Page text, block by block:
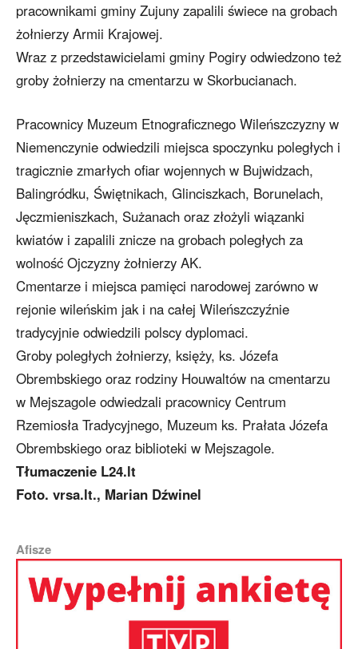
pracownikami gminy Zujuny zapalili świece na grobach
żołnierzy Armii Krajowej.
Wraz z przedstawicielami gminy Pogiry odwiedzono też
groby żołnierzy na cmentarzu w Skorbucianach.
Pracownicy Muzeum Etnograficznego Wileńszczyzny w
Niemenczynie odwiedzili miejsca spoczynku poległych i
tragicznie zmarłych ofiar wojennych w Bujwidzach,
Balingródku, Świętnikach, Glinciszkach, Borunelach,
Jęczmieniszkach, Sużanach oraz złożyli wiązanki
kwiatów i zapalili znicze na grobach poległych za
wolność Ojczyzny żołnierzy AK.
Cmentarze i miejsca pamięci narodowej zarówno w
rejonie wileńskim jak i na całej Wileńszczyźnie
tradycyjnie odwiedzili polscy dyplomaci.
Groby poległych żołnierzy, księży, ks. Józefa
Obrembskiego oraz rodziny Houwaltów na cmentarzu
w Mejszagole odwiedzali pracownicy Centrum
Rzemiosła Tradycyjnego, Muzeum ks. Prałata Józefa
Obrembskiego oraz biblioteki w Mejszagole.
Tłumaczenie L24.lt
Foto. vrsa.lt., Marian Dźwinel
Afisze